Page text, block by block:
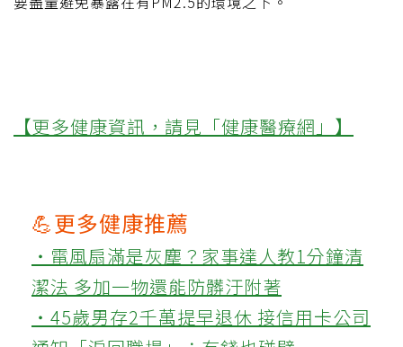
【更多健康資訊，請見「健康醫療網」】
💪更多健康推薦
‧電風扇滿是灰塵？家事達人教1分鐘清
潔法 多加一物還能防髒汙附著
‧45歲男存2千萬提早退休 接信用卡公司